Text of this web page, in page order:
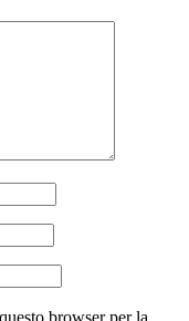
browser per la